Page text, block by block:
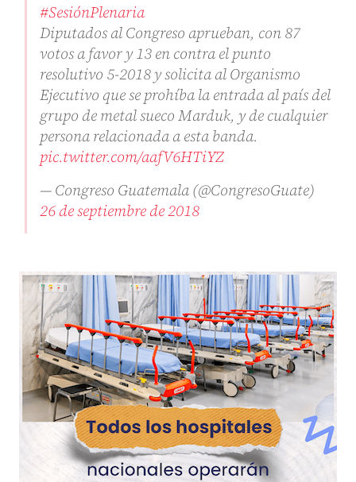
#SesiónPlenaria
Diputados al Congreso aprueban, con 87
votos a favor y 13 en contra el punto
resolutivo 5-2018 y solicita al Organismo
Ejecutivo que se prohíba la entrada al país del
grupo de metal sueco Marduk, y de cualquier
persona relacionada a esta banda.
pic.twitter.com/aafV6HTiYZ
— Congreso Guatemala (@CongresoGuate)
26 de septiembre de 2018